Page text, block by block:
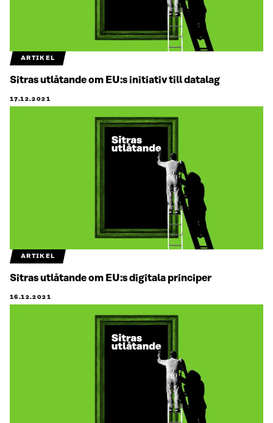
ARTIKEL
Sitras utlåtande om EU:s initiativ till datalag
17.12.2021
ARTIKEL
Sitras utlåtande om EU:s digitala principer
16.12.2021